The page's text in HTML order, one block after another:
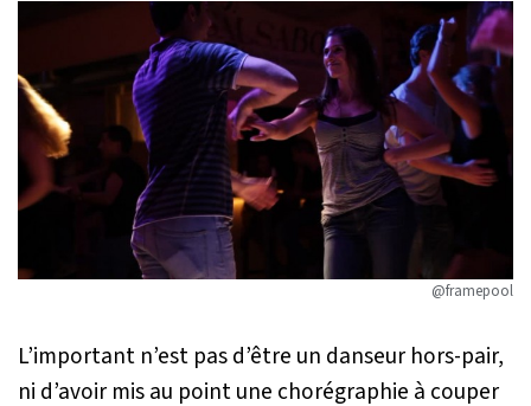
@framepool
L’important n’est pas d’être un danseur hors-pair,
ni d’avoir mis au point une chorégraphie à couper